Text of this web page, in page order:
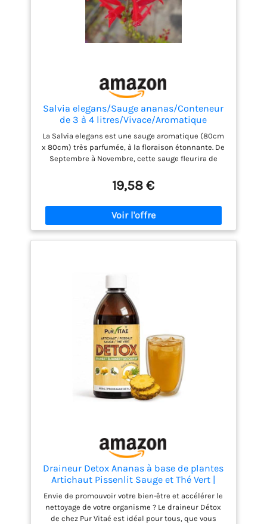
Salvia elegans/Sauge ananas/Conteneur
de 3 à 4 litres/Vivace/Aromatique
La Salvia elegans est une sauge aromatique (80cm
x 80cm) très parfumée, à la floraison étonnante. De
Septembre à Novembre, cette sauge fleurira de
butineurs. Son feuillage comestible dégage une
odeu
19,58 €
Draineur Detox Ananas à base de plantes
Artichaut Pissenlit Sauge et Thé Vert |
Booste votre système digestif | Aide à
éliminer la rétention d'eau et les toxines |
Favorise la digestion
Envie de promouvoir votre bien-être et accélérer le
nettoyage de votre organisme ? Le draineur Détox
de chez Pur Vitaé est idéal pour tous, que vous